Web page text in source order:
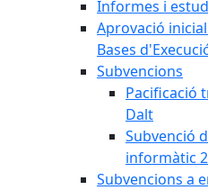
Informes i
Aprovació
Bases
Subvencions
Pacificació
Dalt
Subvenció
informàtic
Subvencions a